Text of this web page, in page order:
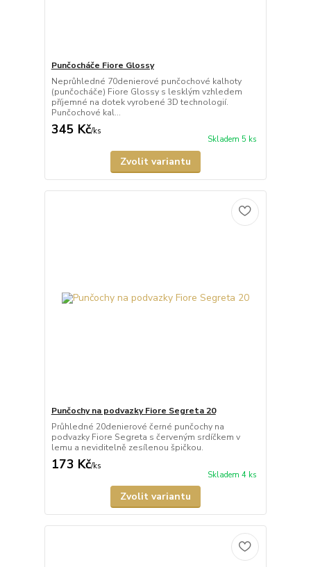
Punčocháče Fiore Glossy
Neprůhledné 70denierové punčochové kalhoty
(punčocháče) Fiore Glossy s lesklým vzhledem
příjemné na dotek vyrobené 3D technologií.
Punčochové kal...
345 Kč/ks
Skladem 5 ks
Zvolit variantu
Punčochy na podvazky Fiore Segreta 20
Průhledné 20denierové černé punčochy na
podvazky Fiore Segreta s červeným srdíčkem v
lemu a neviditelně zesílenou špičkou.
173 Kč/ks
Skladem 4 ks
Zvolit variantu